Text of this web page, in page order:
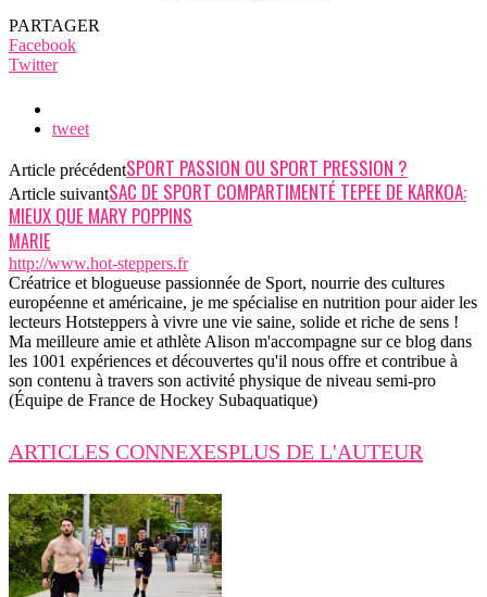
PARTAGER
Facebook
Twitter
tweet
Article précédentSPORT PASSION OU SPORT PRESSION ?
Article suivantSAC DE SPORT COMPARTIMENTÉ TEPEE DE KARKOA:
MIEUX QUE MARY POPPINS
MARIE
http://www.hot-steppers.fr
Créatrice et blogueuse passionnée de Sport, nourrie des cultures
européenne et américaine, je me spécialise en nutrition pour aider les
lecteurs Hotsteppers à vivre une vie saine, solide et riche de sens !
Ma meilleure amie et athlète Alison m'accompagne sur ce blog dans
les 1001 expériences et découvertes qu'il nous offre et contribue à
son contenu à travers son activité physique de niveau semi-pro
(Équipe de France de Hockey Subaquatique)
ARTICLES CONNEXESPLUS DE L'AUTEUR